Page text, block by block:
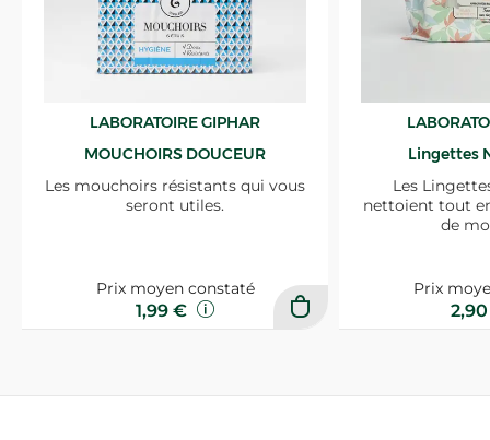
LABORATOIRE GIPHAR
MOUCHOIRS DOUCEUR
Les mouchoirs résistants qui vous
seront utiles.
Prix moyen constaté
1,99 €
Lingettes
Les
nettoient tout
de
Prix